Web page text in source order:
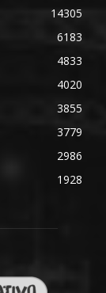
14305
6183
4833
4020
3855
3779
2986
1928